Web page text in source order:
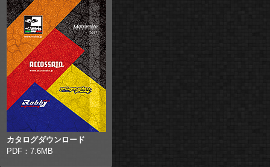
カタログダウンロード
PDF：7.6MB